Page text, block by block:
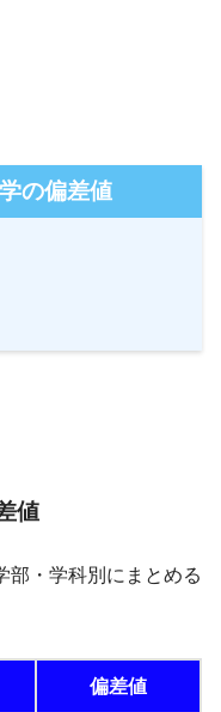
の偏差値
値
部・学科別にまとめる
偏差値